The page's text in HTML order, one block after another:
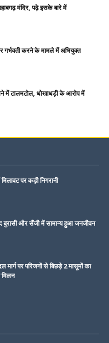
मंदिर, पढ़े इसके बारे में
गर्भवती करने के मामले में अभियुक्त
में टालमटोल, धोखाधड़ी के आरोप में
पर कड़ी निगरानी
बुरासी और सैंजी में सामान्य हुआ जनजीवन
मार्ग पर परिजनों से बिछड़े 2 मासूमों का
मिलन